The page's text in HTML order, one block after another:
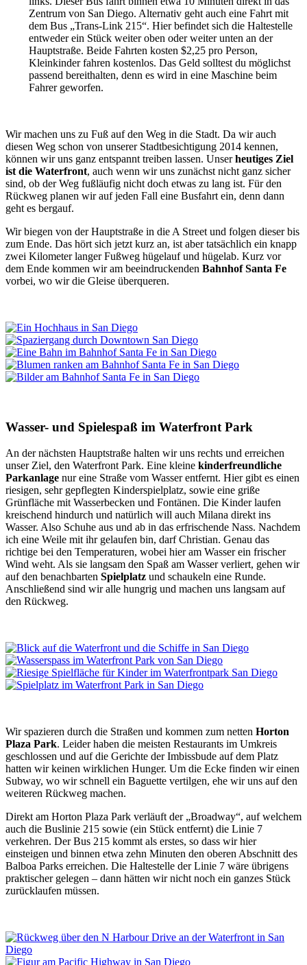
Zentrum von San Diego. Alternativ geht auch eine Fahrt mit
dem Bus „Trans-Link 215“. Hier befindet sich die Haltestelle
entweder ein Stück weiter oben oder weiter unten an der
Hauptstraße. Beide Fahrten kosten $2,25 pro Person,
Kleinkinder fahren kostenlos. Das Geld solltest du möglichst
passend bereithalten, denn es wird in eine Maschine beim
Fahrer geworfen.
Wir machen uns zu Fuß auf den Weg in die Stadt. Da wir auch
diesen Weg schon von unserer Stadtbesichtigung 2014 kennen,
können wir uns ganz entspannt treiben lassen. Unserheutiges Ziel
ist die Waterfront, auch wenn wir uns zunächst nicht ganz sicher
sind, ob der Weg fußläufig nicht doch etwas zu lang ist. Für den
Rückweg planen wir auf jeden Fall eine Busfahrt ein, denn dann
geht es bergauf.
Wir biegen von der Hauptstraße in die A Street und folgen dieser bis
zum Ende. Das hört sich jetzt kurz an, ist aber tatsächlich ein knapp
zwei Kilometer langer Fußweg hügelauf und hügelab. Kurz vor
dem Ende kommen wir am beeindruckenden Bahnhof Santa Fe
vorbei, wo wir die Gleise überqueren.
Wasser- und Spielespaß im Waterfront Park
An der nächsten Hauptstraße halten wir uns rechts und erreichen
unser Ziel, den Waterfront Park. Eine kleine kinderfreundliche
Parkanlage nur eine Straße vom Wasser entfernt. Hier gibt es einen
riesigen, sehr gepflegten Kinderspielplatz, sowie eine griße
Grünfläche mit Wasserbecken und Fontänen. Die Kinder laufen
kreischend hindurch und natürlich will auch Milana direkt ins
Wasser. Also Schuhe aus und ab in das erfrischende Nass. Nachdem
ich eine Weile mit ihr gelaufen bin, darf Christian. Genau das
richtige bei den Temperaturen, wobei hier am Wasser ein frischer
Wind weht. Als sie langsam den Spaß am Wasser verliert, gehen wir
auf den benachbarten Spielplatz und schaukeln eine Runde.
Anschließend sind wir alle hungrig und machen uns langsam auf
den Rückweg.
Wir spazieren durch die Straßen und kommen zum netten Horton
Plaza Park. Leider haben die meisten Restaurants im Umkreis
geschlossen und auf die Gerichte der Imbissbude auf dem Platz
hatten wir keinen wirklichen Hunger. Um die Ecke finden wir einen
Subway, wo wir schnell ein Baguette vertilgen, ehe wir uns auf den
weiteren Rückweg machen.
Direkt am Horton Plaza Park verläuft der „Broadway“, auf welchem
auch die Buslinie 215 sowie (ein Stück entfernt) die Linie 7
verkehren. Der Bus 215 kommt als erstes, so dass wir hier
einsteigen und binnen etwa zehn Minuten den oberen Abschnitt des
Balboa Parks erreichen. Die Haltestelle der Linie 7 wäre übrigens
praktischer gelegen – dann hätten wir nicht noch ein ganzes Stück
zurücklaufen müssen.